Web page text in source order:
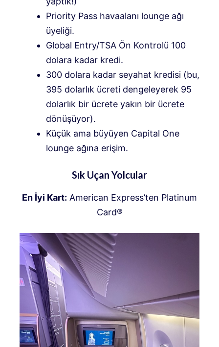
Priority Pass havaalanı lounge ağı
üyeliği.
Global Entry/TSA Ön Kontrolü 100
dolara kadar kredi.
300 dolara kadar seyahat kredisi (bu,
395 dolarlık ücreti dengeleyerek 95
dolarlık bir ücrete yakın bir ücrete
dönüşüyor).
Küçük ama büyüyen Capital One
lounge ağına erişim.
Sık Uçan Yolcular
En İyi Kart: American Express’ten Platinum
Card®